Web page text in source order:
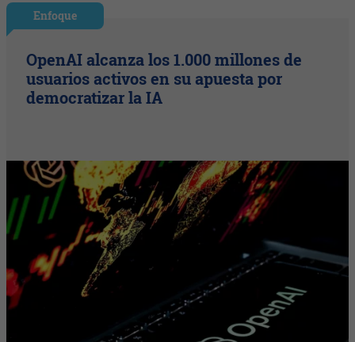
Enfoque
OpenAI alcanza los 1.000 millones de
usuarios activos en su apuesta por
democratizar la IA